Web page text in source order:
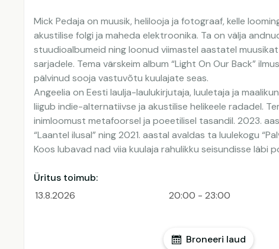
Mick Pedaja on muusik, helilooja ja fotograaf, kelle
akustilise folgi ja maheda elektroonika. Ta on välja
stuudioalbumeid ning loonud viimastel aastatel
sarjadele. Tema värskeim album “Light On Our Back”
pälvinud sooja vastuvõtu kuulajate seas.
Angeelia on Eesti laulja-laulukirjutaja, luuletaja ja
liigub indie-alternatiivse ja akustilise helikeele radadel.
inimloomust metafoorsel ja poeetilisel tasandil. 2023.
“Laantel ilusal” ning 2021. aastal avaldas ta luulekogu
Koos lubavad nad viia kuulaja rahulikku seisundisse läbi
Üritus toimub:
13.8.2026
20:00 - 23:00
Broneeri laud